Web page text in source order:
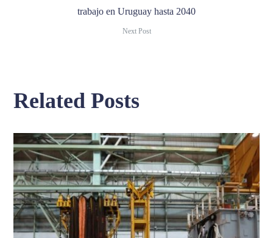
trabajo en Uruguay hasta 2040
Next Post
Related Posts